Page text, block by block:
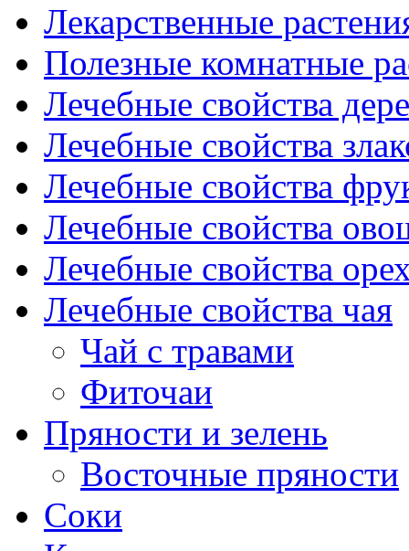
Лекарственные
Полезные комнатные
Лечебные свойства
Лечебные свойства
Лечебные свойства
Лечебные свойства
Лечебные свойства
Лечебные свойства чая
Чай с травами
Фиточаи
Пряности и зелень
Восточные пряности
Соки